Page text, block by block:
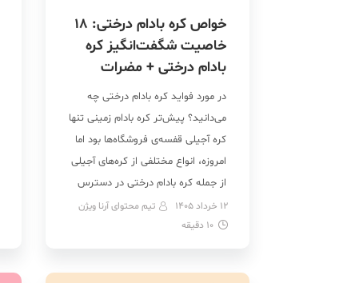
خواص کره بادام درختی: 18
خاصیت شگفت‌انگیز کره
بادام درختی + مضرات
در مورد فواید کره بادام درختی چه
می‌دانید؟ پیش‌تر کره بادام زمینی تنها
کره آجیلی قفسه‌ی فروشگاه‌ها بود اما
امروزه، انواع مختلفی از کره‌های آجیلی
از جمله کره بادام درختی در دسترس
است. کره بادام درختی سرشار از
ریزمغذی‌ها، چربی‌های سالم و فیبر
مفید باشد. از خواص کره بادام […]
12 خرداد 1405
تیم محتوای آرنا ویژن
10 دقیقه